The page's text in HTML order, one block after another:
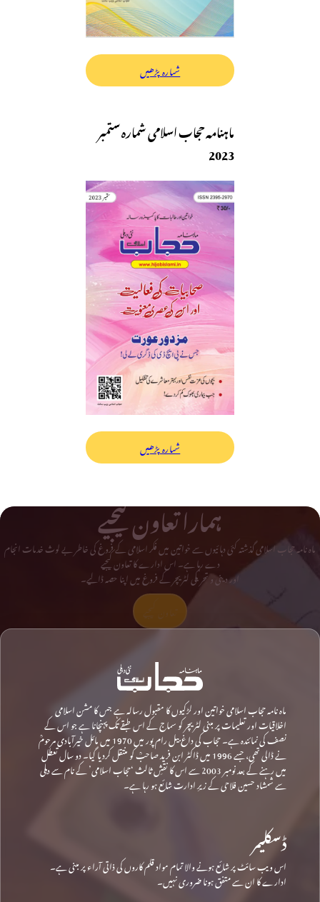
شمارہ پڑھیں
ماہنامہ حجاب اسلامی شمارہ ستمبر
2023
شمارہ پڑھیں
ہمارا تعاون کیجیے
ماہ نامہ حجاب اسلامی گذشتہ کئی دہائیوں سے خواتین میں فکر اسلامی کے فروغ کی خاطر بے لوث خدمات انجام
دے رہا ہے۔ اس ادارے کا تعاون کیجیے
اور دینی و تحریکی لٹریچر کے فروغ میں اپنا حصہ ڈالیے۔
ماہ نامہ حجاب اسلامی خواتین اور لڑکیوں کا مقبول رسالہ ہے جس کا مشن اسلامی
اخلاقیات اور تعلیمات پر مبنی لٹریچر کو سماج کے اس طبقے تک پہنچانا ہے جو اس کے
نصف کی نمائندہ ہے۔ حجاب کی داغ بیل رام پور میں 1970 میں مائل خیرآبادی مرحومؒ
نے ڈالی تھی، جسے 1996 میں ڈاکٹر ابن فرید صاحبؒ کو منتقل کردیا گیا۔ دو سال تعطل
میں رہنے کے بعد نومبر 2003 سے اس کا نقشِ ثالث ‘حجاب اسلامی’ کے نام سے دہلی
سے شمشاد حسین فلاحی کے زیرِ ادارت شائع ہو رہا ہے۔
ڈسکلیمر
اس ویب سائٹ پر شائع ہونے والا تمام مواد قلم کاروں کی ذاتی آراء پر مبنی ہے۔
ادارے کا ان سے متفق ہونا ضروری نہیں۔